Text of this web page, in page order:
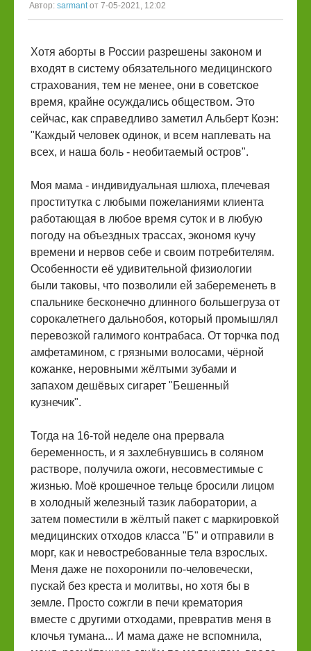
Автор: sarmantот 7-05-2021, 12:02
Хотя аборты в России разрешены законом и
входят в систему обязательного медицинского
страхования, тем не менее, они в советское
время, крайне осуждались обществом. Это
сейчас, как справедливо заметил Альберт Коэн:
"Каждый человек одинок, и всем наплевать на
всех, и наша боль - необитаемый остров".
Моя мама - индивидуальная шлюха, плечевая
проститутка с любыми пожеланиями клиента
работающая в любое время суток и в любую
погоду на объездных трассах, экономя кучу
времени и нервов себе и своим потребителям.
Особенности её удивительной физиологии
были таковы, что позволили ей забеременеть в
спальнике бесконечно длинного большегруза от
сорокалетнего дальнобоя, который промышлял
перевозкой галимого контрабаса. От торчка под
амфетамином, с грязными волосами, чёрной
кожанке, неровными жёлтыми зубами и
запахом дешёвых сигарет "Бешенный
кузнечик".
Тогда на 16-той неделе она прервала
беременность, и я захлебнувшись в соляном
растворе, получила ожоги, несовместимые с
жизнью. Моё крошечное тельце бросили лицом
в холодный железный тазик лаборатории, а
затем поместили в жёлтый пакет с маркировкой
медицинских отходов класса "Б" и отправили в
морг, как и невостребованные тела взрослых.
Меня даже не похоронили по-человечески,
пускай без креста и молитвы, но хотя бы в
земле. Просто сожгли в печи крематория
вместе с другими отходами, превратив меня в
клочья тумана... И мама даже не вспомнила,